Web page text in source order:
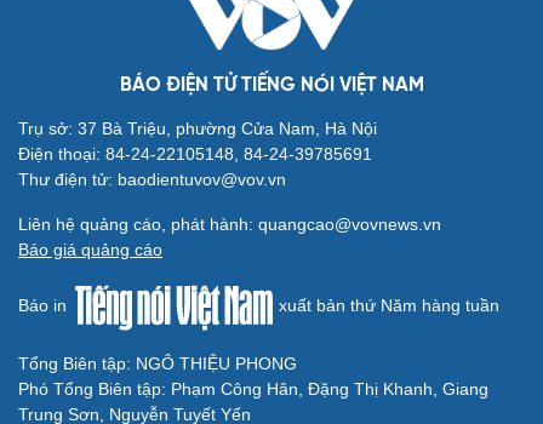
Cải chính
BÁO ĐIỆN TỬ TIẾNG NÓI VIỆT NAM
Trụ sở: 37 Bà Triệu, phường Cửa Nam, Hà Nội
Điện thoại: 84-24-22105148, 84-24-39785691
Thư điện tử: baodientuvov@vov.vn
Liên hệ quảng cáo, phát hành: quangcao@vovnews.vn
Báo giá quảng cáo
Báo in xuất bản thứ Năm hàng tuần
Tổng Biên tập: NGÔ THIỆU PHONG
Phó Tổng Biên tập: Phạm Công Hân, Đặng Thị Khanh, Giang
Trung Sơn, Nguyễn Tuyết Yến